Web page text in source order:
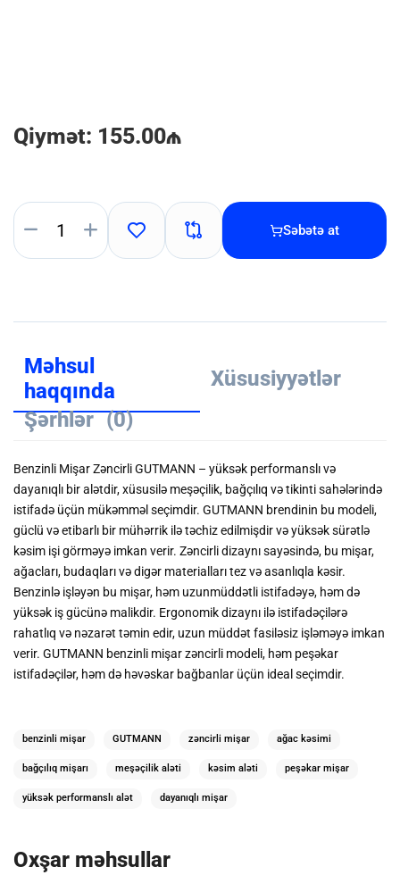
Qiymət: 155.00₼
Səbətə at
Məhsul
haqqında
Xüsusiyyətlər
Şərhlər (0)
Benzinli Mişar Zəncirli GUTMANN – yüksək performanslı və
dayanıqlı bir alətdir, xüsusilə meşəçilik, bağçılıq və tikinti sahələrində
istifadə üçün mükəmməl seçimdir. GUTMANN brendinin bu modeli,
güclü və etibarlı bir mühərrik ilə təchiz edilmişdir və yüksək sürətlə
kəsim işi görməyə imkan verir. Zəncirli dizaynı sayəsində, bu mişar,
ağacları, budaqları və digər materialları tez və asanlıqla kəsir.
Benzinlə işləyən bu mişar, həm uzunmüddətli istifadəyə, həm də
yüksək iş gücünə malikdir. Ergonomik dizaynı ilə istifadəçilərə
rahatlıq və nəzarət təmin edir, uzun müddət fasiləsiz işləməyə imkan
verir. GUTMANN benzinli mişar zəncirli modeli, həm peşəkar
istifadəçilər, həm də həvəskar bağbanlar üçün ideal seçimdir.
benzinli mişar GUTMANN zəncirli mişar ağac kəsimi
bağçılıq mişarı meşəçilik aləti kəsim aləti peşəkar mişar
yüksək performanslı alət dayanıqlı mişar
Oxşar məhsullar